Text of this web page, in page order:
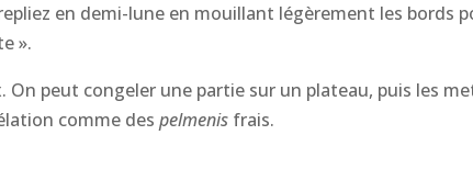
en demi-lune en mouillant légèrement les bords
».
On peut congeler une partie sur un plateau, puis les
comme despelmenis frais.